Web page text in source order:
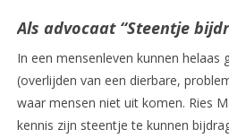
Als advocaat “Steentje
In een mensenleven kunnen helaas
(overlijden van een dierbare,
waar mensen niet uit komen. Ries
kennis zijn steentje te kunnen